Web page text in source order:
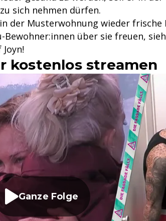
sich nehmen dürfen.
der Musterwohnung wieder frische
Bewohner:innen über sie freuen,
kostenlos streamen
Ganze Folge